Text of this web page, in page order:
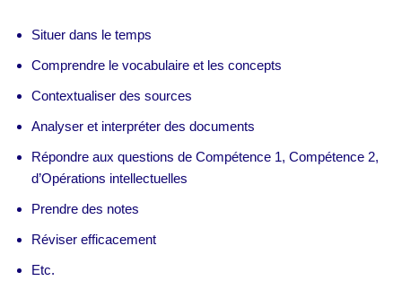
Situer dans le temps
Comprendre le vocabulaire et les concepts
Contextualiser des sources
Analyser et interpréter des documents
Répondre aux questions de Compétence 1, Compétence 2,
d’Opérations intellectuelles
Prendre des notes
Réviser efficacement
Etc.